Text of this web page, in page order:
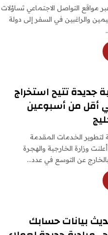
مواقع التواصل الاجتماعي تساؤلات
والراغبين في السفر إلى دولة
جديدة تتيح استخراج
أقل من أسبوعين
لتطوير الخدمات المقدمة
وزارة الخارجية والهجرة
عن التوسع في عدد…
بيانات حسابك